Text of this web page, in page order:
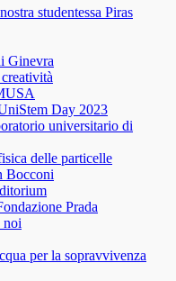
studentessa Piras
Ginevra
Day 2023
universitario di
delle particelle
Bocconi
Prada
noi
per la sopravvivenza